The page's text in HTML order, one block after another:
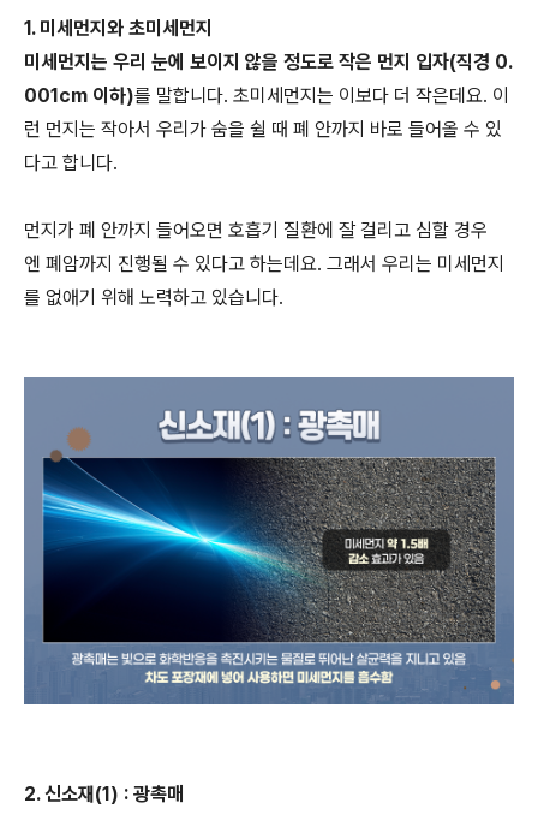
1. 미세먼지와 초미세먼지
미세먼지는 우리 눈에 보이지 않을 정도로 작은 먼지 입자(직경 0.
001cm 이하)를 말합니다. 초미세먼지는 이보다 더 작은데요. 이
런 먼지는 작아서 우리가 숨을 쉴 때 폐 안까지 바로 들어올 수 있
다고 합니다.
먼지가 폐 안까지 들어오면 호흡기 질환에 잘 걸리고 심할 경우
엔 폐암까지 진행될 수 있다고 하는데요. 그래서 우리는 미세먼지
를 없애기 위해 노력하고 있습니다.
2. 신소재(1) : 광촉매